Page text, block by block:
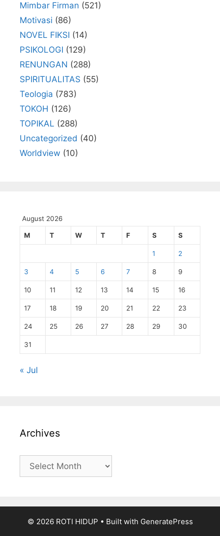
Mimbar Firman (521)
Motivasi (86)
NOVEL FIKSI (14)
PSIKOLOGI (129)
RENUNGAN (288)
SPIRITUALITAS (55)
Teologia (783)
TOKOH (126)
TOPIKAL (288)
Uncategorized (40)
Worldview (10)
August 2026
M T W T F S S
1 2
3 4 5 6 7 8 9
10 11 12 13 14 15 16
17 18 19 20 21 22 23
24 25 26 27 28 29 30
31
« Jul
Archives
Archives
© 2026 ROTI HIDUP • Built with GeneratePress